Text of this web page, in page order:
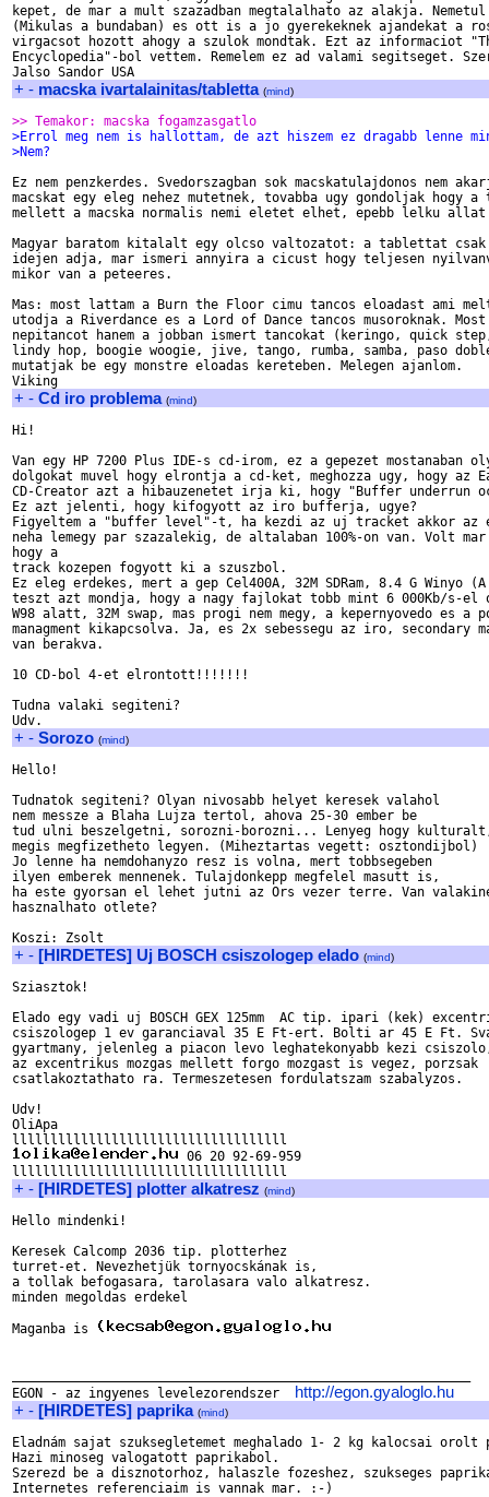
kepet, de mar a mult szazadban megtalalhato az alakja.
(Mikulas a bundaban) es ott is a jo gyerekeknek ajandekat a
virgacsot hozott ahogy a szulok mondtak. Ezt az informaciot
Encyclopedia"-bol vettem. Remelem ez ad valami segitseget.
+ - macska ivartalainitas/tabletta (mind)
>> Temakor: macska fogamzasgatlo
>Errol meg nem is hallottam, de azt hiszem ez dragabb lenne
>Nem?
Ez nem penzkerdes. Svedorszagban sok macskatulajdonos nem
macskat egy eleg nehez mutetnek, tovabba ugy gondoljak hogy
mellett a macska normalis nemi eletet elhet, epebb lelku
Magyar baratom kitalalt egy olcso valtozatot: a tablettat
idejen adja, mar ismeri annyira a cicust hogy teljesen
mikor van a peteeres.
Mas: most lattam a Burn the Floor cimu tancos eloadast ami
utodja a Riverdance es a Lord of Dance tancos musoroknak.
nepitancot hanem a jobban ismert tancokat (keringo, quick
lindy hop, boogie woogie, jive, tango, rumba, samba, paso
mutatjak be egy monstre eloadas kereteben. Melegen ajanlom.
+ - Cd iro problema (mind)
Hi!
Van egy HP 7200 Plus IDE-s cd-irom, ez a gepezet mostanaban
dolgokat muvel hogy elrontja a cd-ket, meghozza ugy, hogy az
CD-Creator azt a hibauzenetet irja ki, hogy "Buffer underrun
Ez azt jelenti, hogy kifogyott az iro bufferja, ugye?
Figyeltem a "buffer level"-t, ha kezdi az uj tracket akkor az
neha lemegy par szazalekig, de altalaban 100%-on van. Volt
hogy a
track kozepen fogyott ki a szuszbol.
Ez eleg erdekes, mert a gep Cel400A, 32M SDRam, 8.4 G Winyo (A
teszt azt mondja, hogy a nagy fajlokat tobb mint 6 000Kb/s-el
W98 alatt, 32M swap, mas progi nem megy, a kepernyovedo es a
managment kikapcsolva. Ja, es 2x sebessegu az iro, secondary
van berakva.
10 CD-bol 4-et elrontott!!!!!!!
Tudna valaki segiteni?
+ - Sorozo (mind)
Hello!
Tudnatok segiteni? Olyan nivosabb helyet keresek valahol
nem messze a Blaha Lujza tertol, ahova 25-30 ember be
tud ulni beszelgetni, sorozni-borozni... Lenyeg hogy
megis megfizetheto legyen. (Miheztartas vegett: osztondijbol)
Jo lenne ha nemdohanyzo resz is volna, mert tobbsegeben
ilyen emberek mennenek. Tulajdonkepp megfelel masutt is,
ha este gyorsan el lehet jutni az Ors vezer terre. Van
hasznalhato otlete?
+ - [HIRDETES] Uj BOSCH csiszologep elado (mind)
Sziasztok!
Elado egy vadi uj BOSCH GEX 125mm  AC tip. ipari (kek)
csiszologep 1 ev garanciaval 35 E Ft-ert. Bolti ar 45 E Ft.
gyartmany, jelenleg a piacon levo leghatekonyabb kezi
az excentrikus mozgas mellett forgo mozgast is vegez, porzsak
csatlakoztathato ra. Termeszetesen fordulatszam szabalyzos.
Udv!
OliApa
06 20 92-69-959
+ - [HIRDETES] plotter alkatresz (mind)
Hello mindenki!
Keresek Calcomp 2036 tip. plotterhez
turret-et. Nevezhetjük tornyocskának is,
a tollak befogasara, tarolasara valo alkatresz.
minden megoldas erdekel
Maganba is
EGON - az ingyenes levelezorendszer http://egon.gyaloglo.hu
+ - [HIRDETES] paprika (mind)
Eladnám sajat szuksegletemet meghalado 1- 2 kg kalocsai orolt
Hazi minoseg valogatott paprikabol.
Szerezd be a disznotorhoz, halaszle fozeshez, szukseges
Internetes referenciaim is vannak mar. :-)